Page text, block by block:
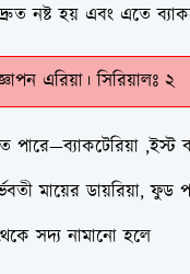
নষ্ট হয় এবং এতে
এরিয়া। সিরিয়ালঃ ২
,ইস্ট
মায়ের ডায়রিয়া, ফুড
সদ্য নামানো হলে